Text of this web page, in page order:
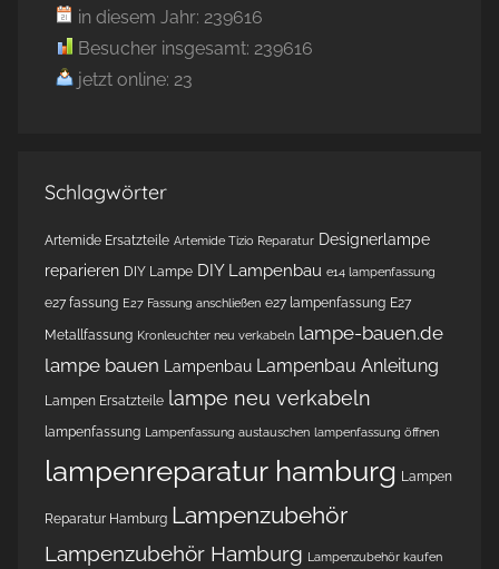
in diesem Jahr: 239616
Besucher insgesamt: 239616
jetzt online: 23
Schlagwörter
Artemide Ersatzteile Artemide Tizio Reparatur Designerlampe
reparieren DIY Lampe DIY Lampenbau e14 lampenfassung
e27 fassung E27 Fassung anschließen e27 lampenfassung E27
Metallfassung Kronleuchter neu verkabeln lampe-bauen.de
lampe bauen Lampenbau Lampenbau Anleitung
Lampen Ersatzteile lampe neu verkabeln
lampenfassung Lampenfassung austauschen lampenfassung öffnen
lampenreparatur hamburg Lampen
Reparatur Hamburg Lampenzubehör
Lampenzubehör Hamburg Lampenzubehör kaufen